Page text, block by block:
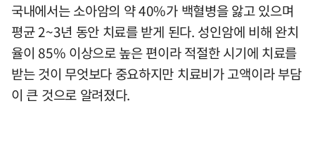
국내에서는 소아암의 약 40%가 백혈병을 앓고 있으며
평균 2~3년 동안 치료를 받게 된다. 성인암에 비해 완치
율이 85% 이상으로 높은 편이라 적절한 시기에 치료를
받는 것이 무엇보다 중요하지만 치료비가 고액이라 부담
이 큰 것으로 알려졌다.